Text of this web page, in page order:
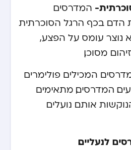
המדרסים
הדם בכף הרגל הסוכרתית
נוצר עומס על הפצע,
מסוכן.
המכילים פולימרים
המדרסים, מתאימים
אותם נועלים
לנעליים.